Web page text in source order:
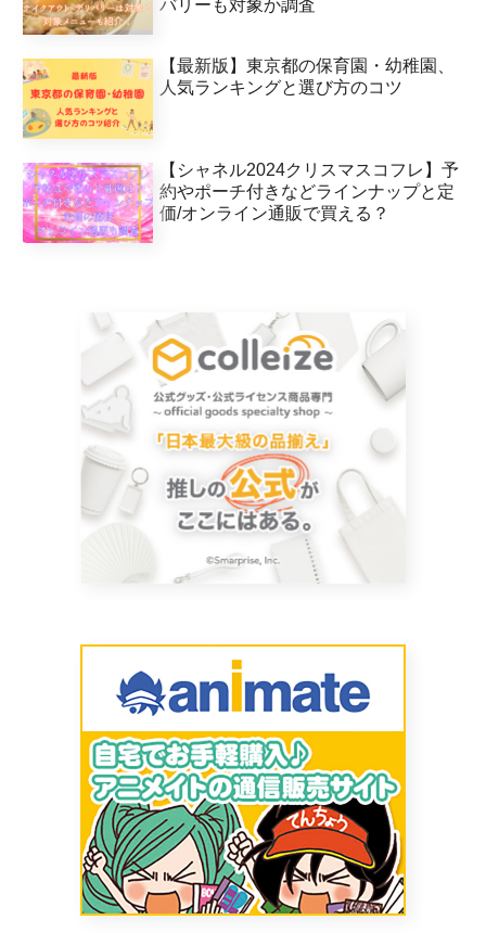
バリーも対象か調査
【最新版】東京都の保育園・幼稚園、
人気ランキングと選び方のコツ
【シャネル2024クリスマスコフレ】予
約やポーチ付きなどラインナップと定
価/オンライン通販で買える？